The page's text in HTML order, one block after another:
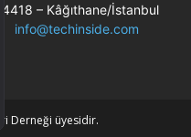
34418 – Kâğıthane/İstanbul
info@techinside.com
Derneği üyesidir.